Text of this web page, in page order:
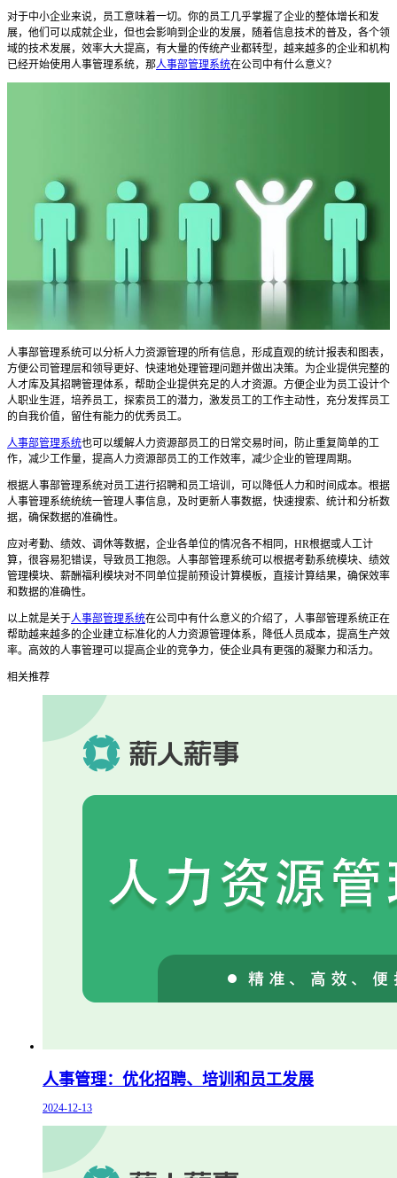
对于中小企业来说，员工意味着一切。你的员工几乎掌握了企业的整体增长和发
展，他们可以成就企业，但也会影响到 企业的发展，随着信息技术的普及，各个领
域的技术发展，效率大大提高，有大量的传统产业都转型，越来越多的企业和机构
已经开始使用人事管理系统，那人事部管理系统在公司中有什么意义？
人事部管理系统可以分析人力资源管理的所有信息，形成直观的统计报表和图表，
方便公司管理层和领导更好、快速地处理管理问题并做出决策。为企业提供完整的
人才库及其招聘管理体系，帮助企业提供充足的人才资源。方便企业为员工设计个
人职业生涯，培养员工，探索员工的潜力，激发员工的工作主动性，充分发挥员工
的自我价值，留住有能力的优秀员工。
人事部管理系统也可以缓解人力资源部员工的日常交易时间，防止重复简单的工
作，减少工作量，提高人力资源部员工的工作效率，减少企业的管理周期。
根据人事部管理系统对员工进行招聘和员工培训，可以降低人力和时间成本。根据
人事管理系统统统一管理人事信息，及时更新人事数据，快速搜索、统计和分析数
据，确保数据的准确性。
应对考勤、绩效、调休等数据，企业各单位的情况各不相同， HR根据或人工计
算，很容易犯错误，导致员工抱怨。 人事部管理系统可以根据考勤系统模块、绩效
管理模块、薪酬福利模块对不同单位提前预设计算模板，直接计算结果，确保效率
和数据的准确性。
以上就是关于人事部管理系统在公司中有什么意义的介绍了，人事部管理系统正在
帮助越来越多的企业建立标准化的人力资源管理体系，降低人员成本，提高生产效
率。高效的人事管理可以提高企业的竞争力，使企业具有更强的凝聚力和活力。
相关推荐
人事管理：优化招聘、培训和员工发展
2024-12-13